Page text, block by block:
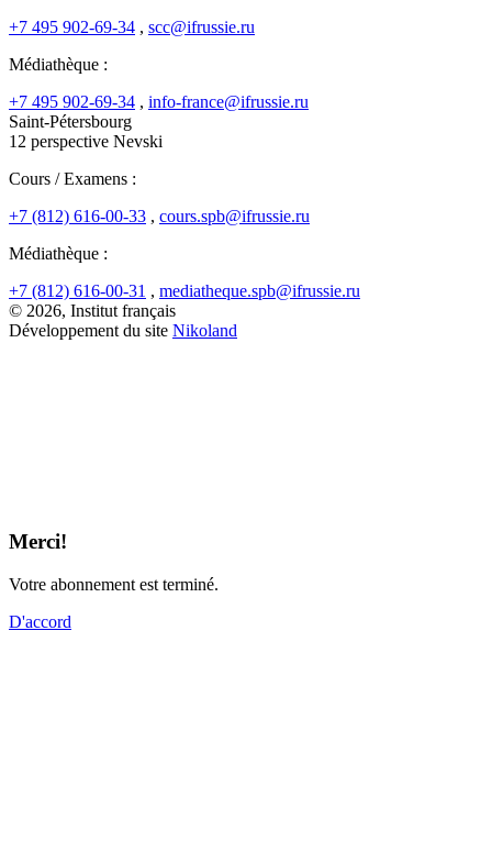
+7 495 902-69-34 , scc@ifrussie.ru
Médiathèque :
+7 495 902-69-34 , info-france@ifrussie.ru
Saint-Pétersbourg
12 perspective Nevski
Cours / Examens :
+7 (812) 616-00-33 , cours.spb@ifrussie.ru
Médiathèque :
+7 (812) 616-00-31 , mediatheque.spb@ifrussie.ru
© 2026, Institut français
Développement du site Nikoland
Merci!
Votre abonnement est terminé.
D'accord